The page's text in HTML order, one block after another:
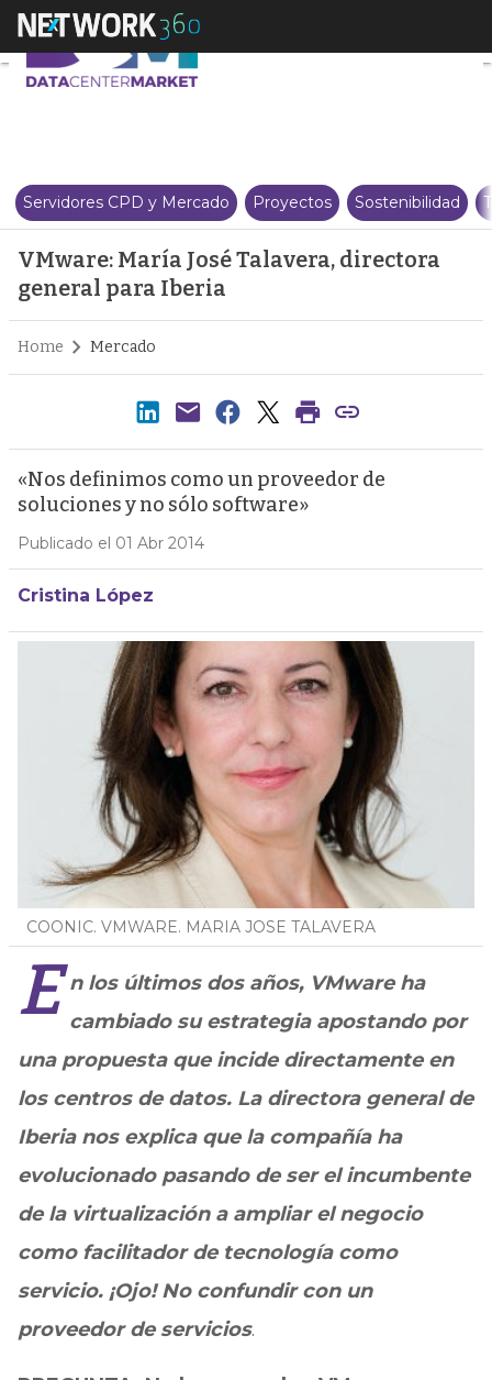
VMware: María José Talavera,
Servidores CPD y Mercado Proyectos Sostenibilidad
VMware: María José Talavera, directora
general para Iberia
Home Mercado
«Nos definimos como un proveedor de
soluciones y no sólo software»
Publicado el 01 Abr 2014
Cristina López
COONIC. VMWARE. MARIA JOSE TALAVERA
E n los últimos dos años, VMware ha
cambiado su estrategia apostando por
una propuesta que incide directamente en
los centros de datos. La directora general de
Iberia nos explica que la compañía ha
evolucionado pasando de ser el incumbente
de la virtualización a ampliar el negocio
como facilitador de tecnología como
servicio. ¡Ojo! No confundir con un
proveedor de servicios.